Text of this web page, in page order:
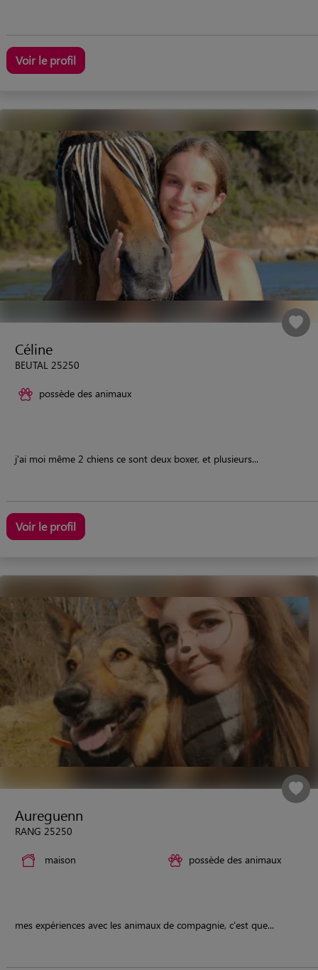
Voir le profil
Céline
BEUTAL 25250
possède des animaux
j'ai moi même 2 chiens ce sont deux boxer, et plusieurs...
Voir le profil
Aureguenn
RANG 25250
maison possède des animaux
mes expériences avec les animaux de compagnie, c'est que...